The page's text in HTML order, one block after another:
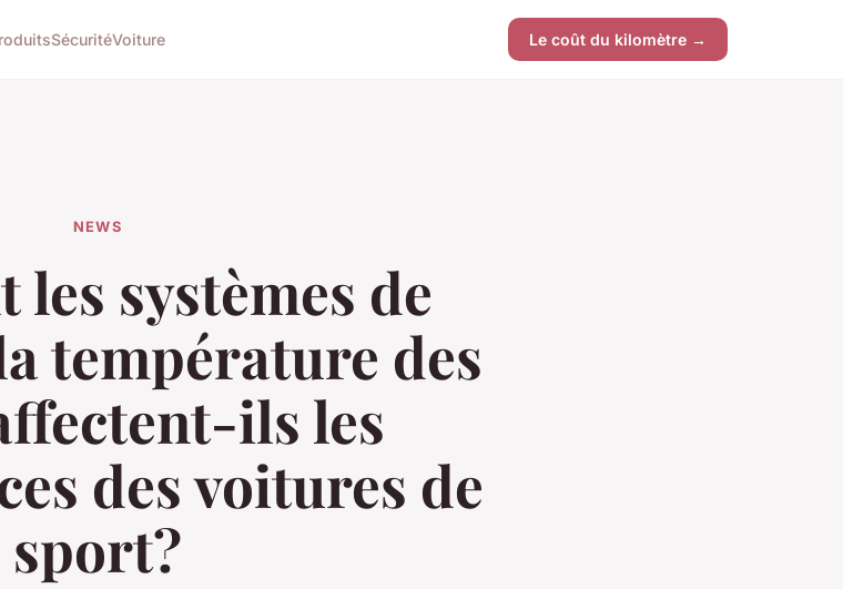
SécuritéVoiture Le coût du kilomètre →
NEWS
les systèmes de
température des
ils les
des voitures de
sport?